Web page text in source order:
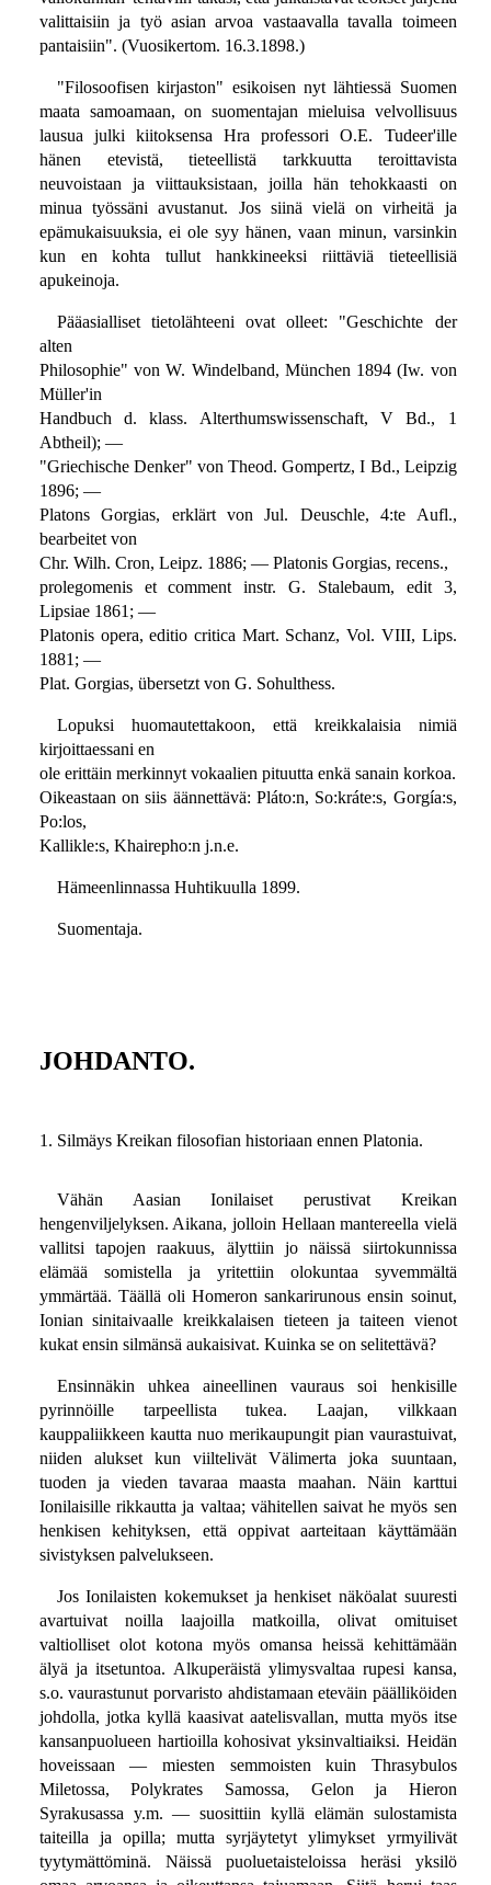
valittaisiin ja työ asian arvoa vastaavalla tavalla toimeen
pantaisiin". (Vuosikertom. 16.3.1898.)
"Filosoofisen kirjaston" esikoisen nyt lähtiessä Suomen
maata samoamaan, on suomentajan mieluisa velvollisuus
lausua julki kiitoksensa Hra professori O.E. Tudeer'ille
hänen etevistä, tieteellistä tarkkuutta teroittavista
neuvoistaan ja viittauksistaan, joilla hän tehokkaasti on
minua työssäni avustanut. Jos siinä vielä on virheitä ja
epämukaisuuksia, ei ole syy hänen, vaan minun, varsinkin
kun en kohta tullut hankkineeksi riittäviä tieteellisiä
apukeinoja.
Pääasialliset tietolähteeni ovat olleet: "Geschichte der
alten
Philosophie" von W. Windelband, München 1894 (Iw. von
Müller'in
Handbuch d. klass. Alterthumswissenschaft, V Bd., 1
Abtheil); —
"Griechische Denker" von Theod. Gompertz, I Bd., Leipzig
1896; —
Platons Gorgias, erklärt von Jul. Deuschle, 4:te Aufl.,
bearbeitet von
Chr. Wilh. Cron, Leipz. 1886; — Platonis Gorgias, recens.,
prolegomenis et comment instr. G. Stalebaum, edit 3,
Lipsiae 1861; —
Platonis opera, editio critica Mart. Schanz, Vol. VIII, Lips.
1881; —
Plat. Gorgias, übersetzt von G. Sohulthess.
Lopuksi huomautettakoon, että kreikkalaisia nimiä
kirjoittaessani en
ole erittäin merkinnyt vokaalien pituutta enkä sanain korkoa.
Oikeastaan on siis äännettävä: Pláto:n, So:kráte:s, Gorgía:s,
Po:los,
Kallikle:s, Khairepho:n j.n.e.
Hämeenlinnassa Huhtikuulla 1899.
Suomentaja.
JOHDANTO.
1. Silmäys Kreikan filosofian historiaan ennen Platonia.
Vähän Aasian Ionilaiset perustivat Kreikan
hengenviljelyksen. Aikana, jolloin Hellaan mantereella vielä
vallitsi tapojen raakuus, älyttiin jo näissä siirtokunnissa
elämää somistella ja yritettiin olokuntaa syvemmältä
ymmärtää. Täällä oli Homeron sankarirunous ensin soinut,
Ionian sinitaivaalle kreikkalaisen tieteen ja taiteen vienot
kukat ensin silmänsä aukaisivat. Kuinka se on selitettävä?
Ensinnäkin uhkea aineellinen vauraus soi henkisille
pyrinnöille tarpeellista tukea. Laajan, vilkkaan
kauppaliikkeen kautta nuo merikaupungit pian vaurastuivat,
niiden alukset kun viiltelivät Välimerta joka suuntaan,
tuoden ja vieden tavaraa maasta maahan. Näin karttui
Ionilaisille rikkautta ja valtaa; vähitellen saivat he myös sen
henkisen kehityksen, että oppivat aarteitaan käyttämään
sivistyksen palvelukseen.
Jos Ionilaisten kokemukset ja henkiset näköalat suuresti
avartuivat noilla laajoilla matkoilla, olivat omituiset
valtiolliset olot kotona myös omansa heissä kehittämään
älyä ja itsetuntoa. Alkuperäistä ylimysvaltaa rupesi kansa,
s.o. vaurastunut porvaristo ahdistamaan eteväin päälliköiden
johdolla, jotka kyllä kaasivat aatelisvallan, mutta myös itse
kansanpuolueen hartioilla kohosivat yksinvaltiaiksi. Heidän
hoveissaan — miesten semmoisten kuin Thrasybulos
Miletossa, Polykrates Samossa, Gelon ja Hieron
Syrakusassa y.m. — suosittiin kyllä elämän sulostamista
taiteilla ja opilla; mutta syrjäytetyt ylimykset yrmyilivät
tyytymättöminä. Näissä puoluetaisteloissa heräsi yksilö